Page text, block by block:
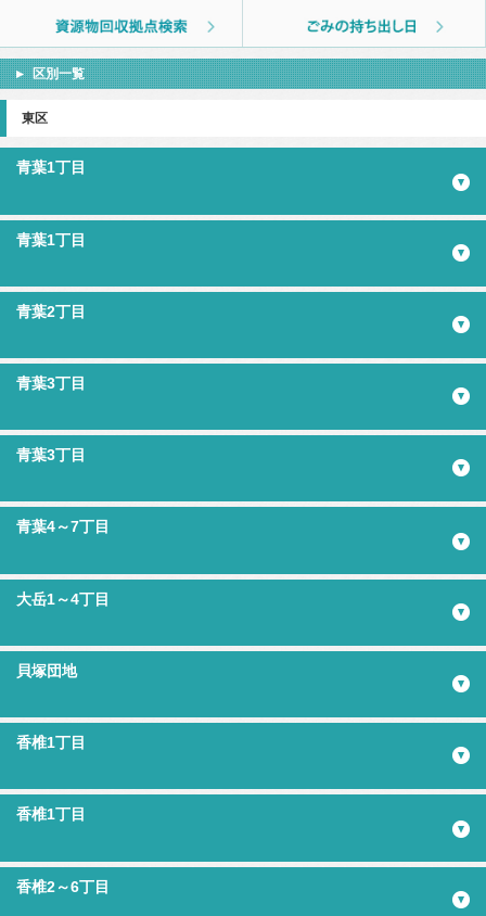
区別一覧
東区
青葉1丁目
青葉1丁目
青葉2丁目
青葉3丁目
青葉3丁目
青葉4～7丁目
大岳1～4丁目
貝塚団地
香椎1丁目
香椎1丁目
香椎2～6丁目